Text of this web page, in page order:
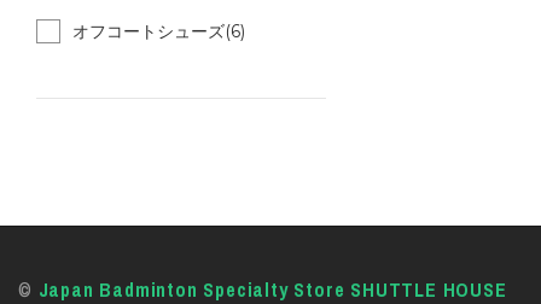
オフコートシューズ(6)
© Japan Badminton Specialty Store SHUTTLE HOUSE